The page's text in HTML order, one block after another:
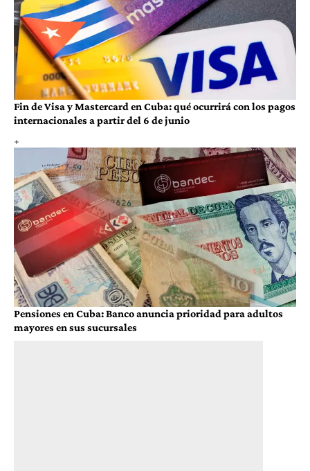
Fin de Visa y Mastercard en Cuba: qué ocurrirá con los pagos
internacionales a partir del 6 de junio
Pensiones en Cuba: Banco anuncia prioridad para adultos
mayores en sus sucursales